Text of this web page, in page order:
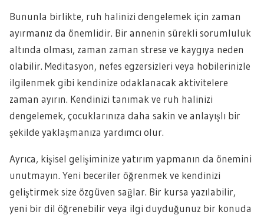
Bununla birlikte, ruh halinizi dengelemek için zaman
ayırmanız da önemlidir. Bir annenin sürekli sorumluluk
altında olması, zaman zaman strese ve kaygıya neden
olabilir. Meditasyon, nefes egzersizleri veya hobilerinizle
ilgilenmek gibi kendinize odaklanacak aktivitelere
zaman ayırın. Kendinizi tanımak ve ruh halinizi
dengelemek, çocuklarınıza daha sakin ve anlayışlı bir
şekilde yaklaşmanıza yardımcı olur.
Ayrıca, kişisel gelişiminize yatırım yapmanın da önemini
unutmayın. Yeni beceriler öğrenmek ve kendinizi
geliştirmek size özgüven sağlar. Bir kursa yazılabilir,
yeni bir dil öğrenebilir veya ilgi duyduğunuz bir konuda